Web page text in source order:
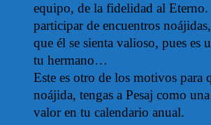
equipo, de la fidelidad al
participar de encuentros
que él se sienta valioso, pues es
tu hermano…
Este es otro de los motivos para
noájida, tengas a Pesaj como
valor en tu calendario anual.